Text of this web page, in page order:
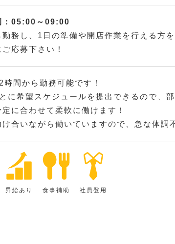
：05:00～09:00
務し、1日の準備や開店作業を行える方
応募下さい！
時間から勤務可能です！
に希望スケジュールを提出できるので、
に合わせて柔軟に働けます！
け合いながら働いていますので、急な体調
昇給あり 食事補助 社員登用